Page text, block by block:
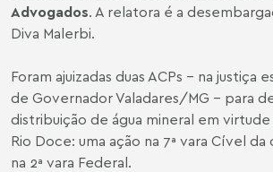
Advogados. A relatora é a
Diva Malerbi.
Foram ajuizadas duas ACPs - na justiça
de Governador Valadares/MG - para
distribuição de água mineral em
Rio Doce: uma ação na 7ª vara Cível
na 2ª vara Federal.